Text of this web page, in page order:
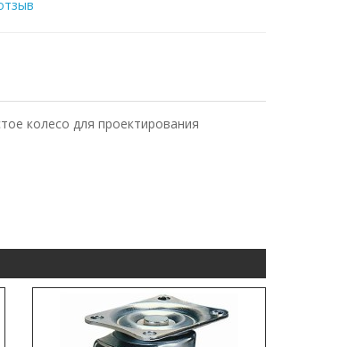
колесо для проектирования